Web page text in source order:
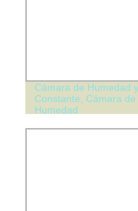
Cámara de Humedad
Constante, Cámara
Humedad